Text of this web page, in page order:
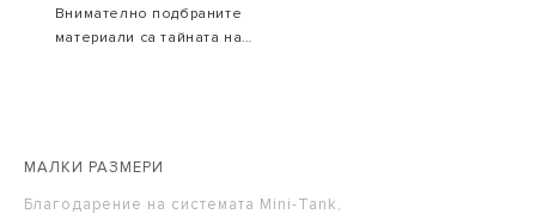
Внимателно подбраните
материали са тайната на
МАЛКИ РАЗМЕРИ
Благодарение на системата Mini-Tank,